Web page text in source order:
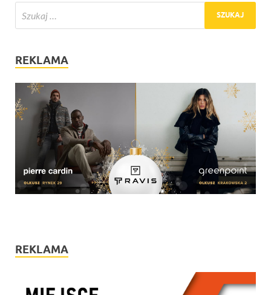
REKLAMA
REKLAMA